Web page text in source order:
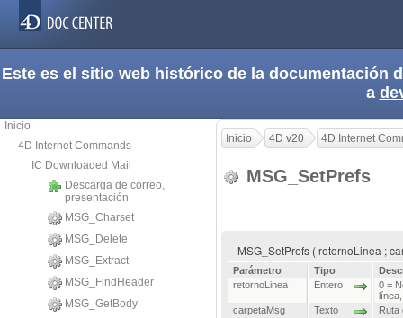
Este es el sitio web histórico de la documentación
a
Inicio
4D Internet Commands
IC Downloaded Mail
Descarga de correo,
presentación
MSG_Charset
MSG_Delete
MSG_Extract
MSG_FindHeader
MSG_GetBody
Inicio 4D v20 4D Internet
MSG_SetPrefs
MSG_SetPrefs ( retornoLinea ;
Parámetro Tipo
retornoLinea
Entero
0 =
carpetaMsg
Texto
Ruta